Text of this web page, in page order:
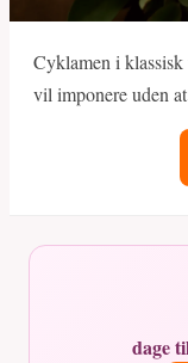
Cyklamen i
vil imponere uden
dage